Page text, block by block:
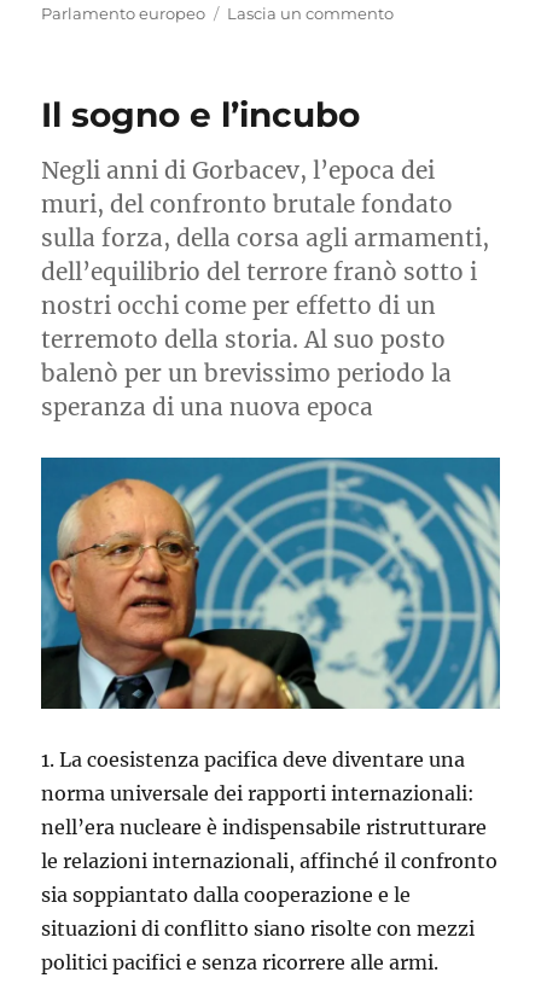
Parlamento europeo
Lascia un commentosu
Il sogno e l’incubo
Negli anni di Gorbacev, l’epoca dei
muri, del confronto brutale fondato
sulla forza, della corsa agli armamenti,
dell’equilibrio del terrore franò sotto i
nostri occhi come per effetto di un
terremoto della storia. Al suo posto
balenò per un brevissimo periodo la
speranza di una nuova epoca
1. La coesistenza pacifica deve diventare una
norma universale dei rapporti internazionali:
nell’era nucleare è indispensabile ristrutturare
le relazioni internazionali, affinché il confronto
sia soppiantato dalla cooperazione e le
situazioni di conflitto siano risolte con mezzi
politici pacifici e senza ricorrere alle armi.